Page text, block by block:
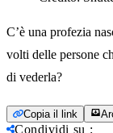
C’è una profezia
volti delle persone
di vederla?
Copia il link
Condividi su :